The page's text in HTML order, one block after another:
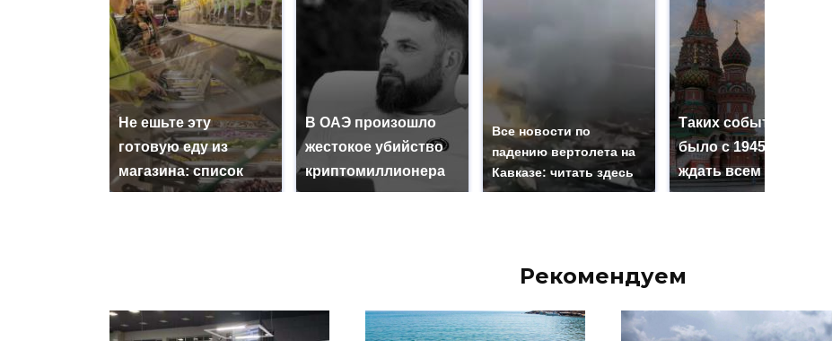
Не ешьте эту
готовую еду из
магазина: список
В ОАЭ произошло
жестокое убийство
криптомиллионера
Все новости по
падению вертолета на
Кавказе: читать здесь
Таких событий не
было с 1945: чего
ждать всем нам?
Рекомендуем